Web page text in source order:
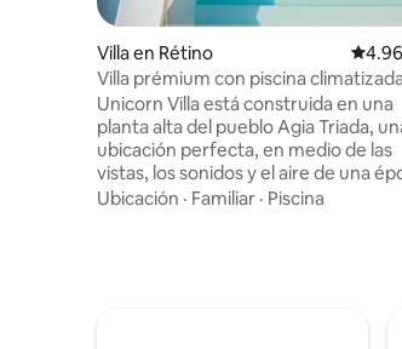
Villa en Rétino
Villa prémium con piscina
72 m² en la naturaleza
Unicorn Villa está construida en una
planta alta del pueblo Agia Triada,
ubicación perfecta, en medio de las
vistas, los sonidos y el aire de una
pasada. Unicorn Villa está rodeada de
una magnífica belleza natural,
Ubicación · Familiar · Piscina